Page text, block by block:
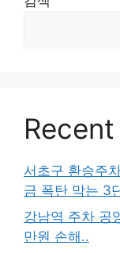
서초구 환승주
금 폭탄 막는 3
강남역 주차 공
만원 손해..